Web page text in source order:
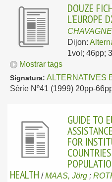
DOUZE
L'EUROPE
Dijon:
1vol; 46pp;
Mostrar tags
Signatura: ALTERNATIVES
Série Nº41 (1999) 20pp-
GUIDE TO
FOR
HEALTH /MAAS, Jörg ;